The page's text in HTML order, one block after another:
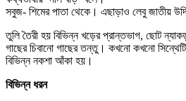
সবুজ- শিমের পাতা থেকে। এছাড়াও লেবু জাতীয়
তুলি তৈরী হয় বিভিন্ন খড়ের প্রান্তভাগ, ছোট
গাছের চিবানো গাছের তন্তু। কখনো কখনো
বিভিন্ন নকশা আঁকা হয়।
বিভিন্ন ধরন